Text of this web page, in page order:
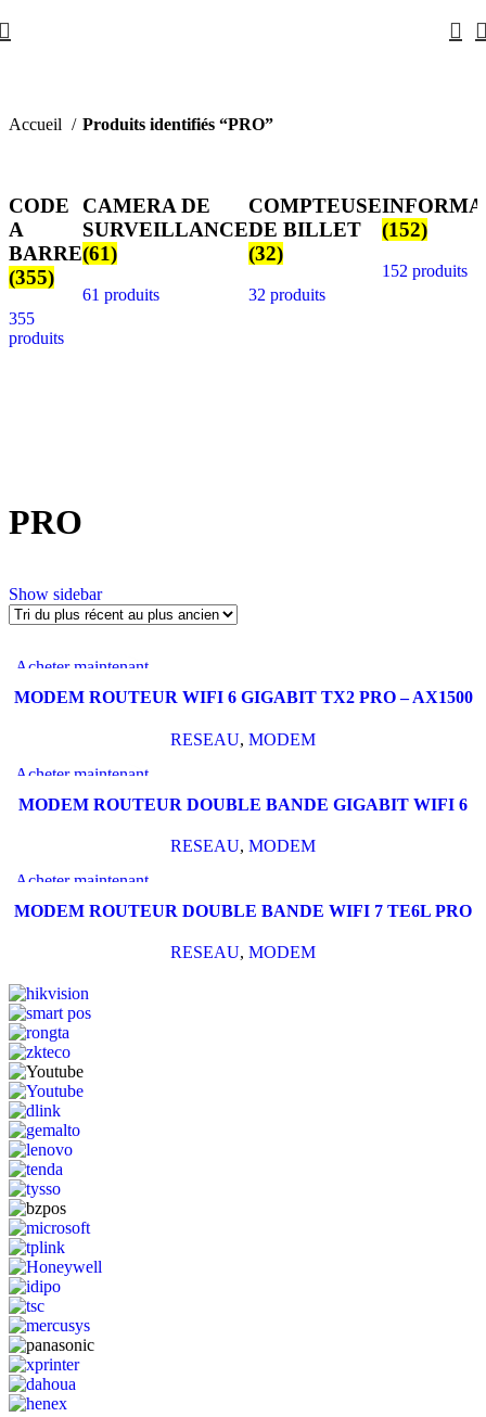
Accueil Produits identifiés “PRO”
CODE
A
BARRE
(355)
355
produits
CAMERA DE
SURVEILLANCE
(61)
61 produits
COMPTEUSE
DE BILLET
(32)
32 produits
(152)
152 produits
PRO
Show sidebar
Acheter maintenant
Aperçu rapide
MODEM ROUTEUR WIFI 6 GIGABIT TX2 PRO – AX1500
RESEAU, MODEM
Acheter maintenant
Aperçu rapide
MODEM ROUTEUR DOUBLE BANDE GIGABIT WIFI 6
RESEAU, MODEM
Acheter maintenant
Aperçu rapide
MODEM ROUTEUR DOUBLE BANDE WIFI 7 TE6L PRO
RESEAU, MODEM